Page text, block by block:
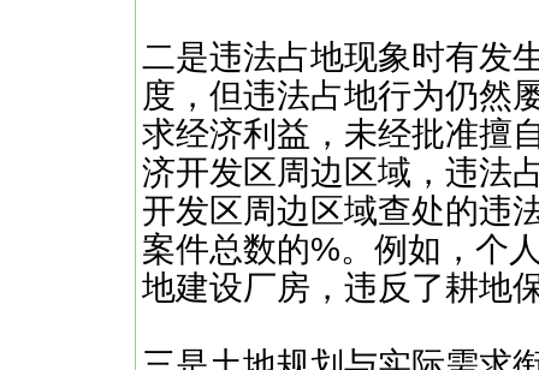
二是违法占地现象时有发
度，但违法占地行为仍然
求经济利益，未经批准擅
济开发区周边区域，违法
开发区周边区域查处的违
案件总数的%。例如，个
地建设厂房，违反了耕地